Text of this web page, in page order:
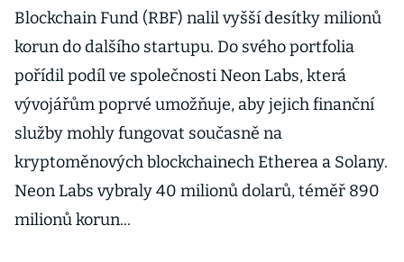
Blockchain Fund (RBF) nalil vyšší desítky milionů
korun do dalšího startupu. Do svého portfolia
pořídil podíl ve společnosti Neon Labs, která
vývojářům poprvé umožňuje, aby jejich finanční
služby mohly fungovat současně na
kryptoměnových blockchainech Etherea a Solany.
Neon Labs vybraly 40 milionů dolarů, téměř 890
milionů korun...